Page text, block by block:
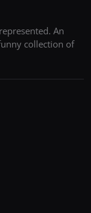
An
collection of